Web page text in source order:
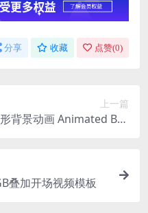
分享 收藏 点赞(0)
上一篇
背景动画 Animated Bac
叠加开场视频模板